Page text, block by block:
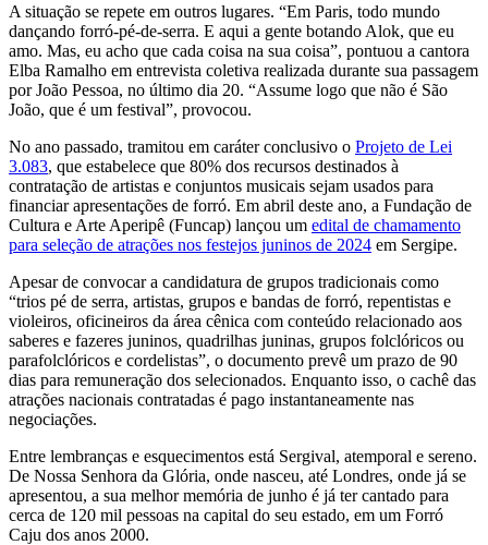
A situação se repete em outros lugares. “Em Paris, todo mundo
dançando forró-pé-de-serra. E aqui a gente botando Alok, que eu
amo. Mas, eu acho que cada coisa na sua coisa”, pontuou a cantora
Elba Ramalho em entrevista coletiva realizada durante sua passagem
por João Pessoa, no último dia 20. “Assume logo que não é São
João, que é um festival”, provocou.
No ano passado, tramitou em caráter conclusivo o Projeto de Lei
3.083, que estabelece que 80% dos recursos destinados à
contratação de artistas e conjuntos musicais sejam usados para
financiar apresentações de forró. Em abril deste ano, a Fundação de
Cultura e Arte Aperipê (Funcap) lançou um edital de chamamento
para seleção de atrações nos festejos juninos de 2024 em Sergipe.
Apesar de convocar a candidatura de grupos tradicionais como
“trios pé de serra, artistas, grupos e bandas de forró, repentistas e
violeiros, oficineiros da área cênica com conteúdo relacionado aos
saberes e fazeres juninos, quadrilhas juninas, grupos folclóricos ou
parafolclóricos e cordelistas”, o documento prevê um prazo de 90
dias para remuneração dos selecionados. Enquanto isso, o cachê das
atrações nacionais contratadas é pago instantaneamente nas
negociações.
Entre lembranças e esquecimentos está Sergival, atemporal e sereno.
De Nossa Senhora da Glória, onde nasceu, até Londres, onde já se
apresentou, a sua melhor memória de junho é já ter cantado para
cerca de 120 mil pessoas na capital do seu estado, em um Forró
Caju dos anos 2000.